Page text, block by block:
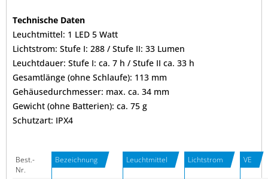
Technische Daten
Leuchtmittel: 1 LED 5 Watt
Lichtstrom: Stufe I: 288 / Stufe II: 33 Lumen
Leuchtdauer: Stufe I: ca. 7 h / Stufe II ca. 33 h
Gesamtlänge (ohne Schlaufe): 113 mm
Gehäusedurchmesser: max. ca. 34 mm
Gewicht (ohne Batterien): ca. 75 g
Schutzart: IPX4
Best.-
Nr.
Bezeichnung Leuchtmittel Lichtstrom VE